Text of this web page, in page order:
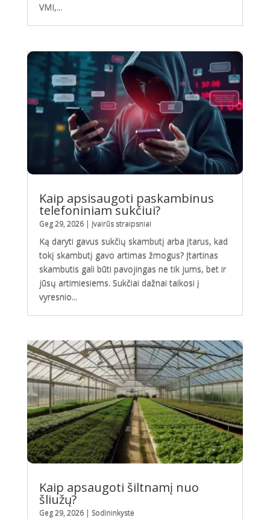
VMI,...
Kaip apsisaugoti paskambinus
telefoniniam sukčiui?
Geg 29, 2026| Įvairūs straipsniai
Ką daryti gavus sukčių skambutį arba įtarus, kad
tokį skambutį gavo artimas žmogus? Įtartinas
skambutis gali būti pavojingas ne tik jums, bet ir
jūsų artimiesiems. Sukčiai dažnai taikosi į
vyresnio...
Kaip apsaugoti šiltnamį nuo
šliužų?
Geg 29, 2026| Sodininkystė